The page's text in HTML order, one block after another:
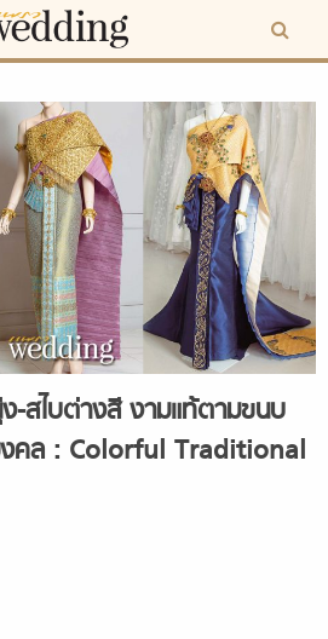
-สไบต่างสี งามแท้ตามขนบ
คล : Colorful Traditional